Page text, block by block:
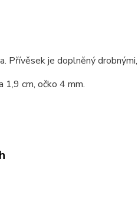
je doplněný drobnými,
1,9 cm, očko 4 mm.